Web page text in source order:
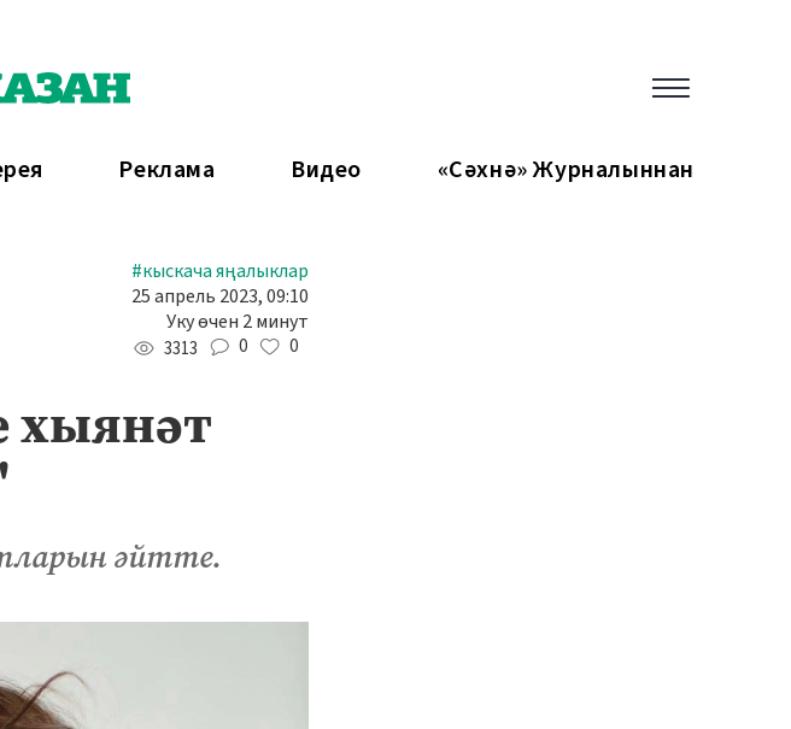
Реклама Видео «Сәхнә» Журналыннан
#кыскача яңалыклар
25 апрель 2023, 09:10
Уку өчен 2 минут
3313 0 0
хыянәт
әйтте.